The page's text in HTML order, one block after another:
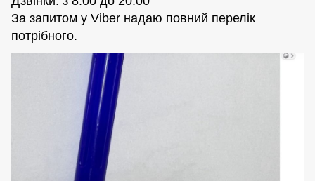
За запитом у Viber надаю повний перелік
потрібного.